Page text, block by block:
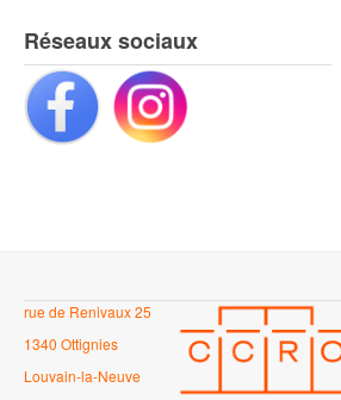
Réseaux sociaux
rue de Renivaux 25
1340 Ottignies
Louvain-la-Neuve